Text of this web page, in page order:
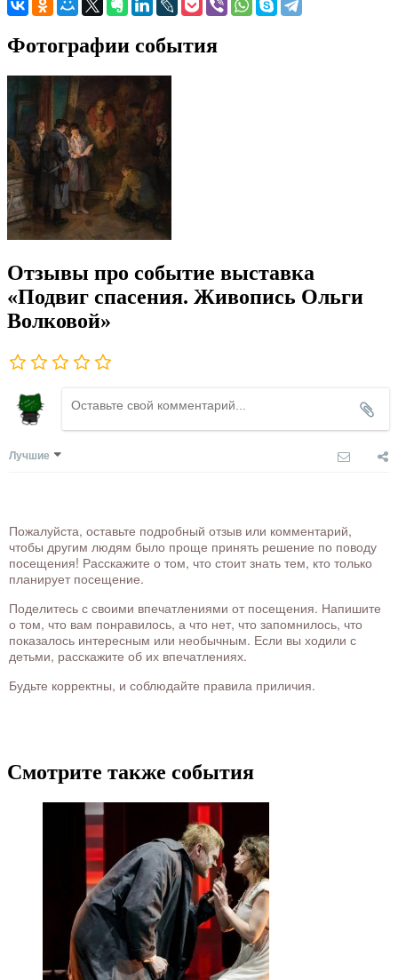
Фотографии события
Отзывы про событие выставка
«Подвиг спасения. Живопись Ольги
Волковой»
Лучшие
Пожалуйста, оставьте подробный отзыв или комментарий,
чтобы другим людям было проще принять решение по поводу
посещения! Расскажите о том, что стоит знать тем, кто только
планирует посещение.
Поделитесь с своими впечатлениями от посещения. Напишите
о том, что вам понравилось, а что нет, что запомнилось, что
показалось интересным или необычным. Если вы ходили с
детьми, расскажите об их впечатлениях.
Будьте корректны, и соблюдайте правила приличия.
Смотрите также события